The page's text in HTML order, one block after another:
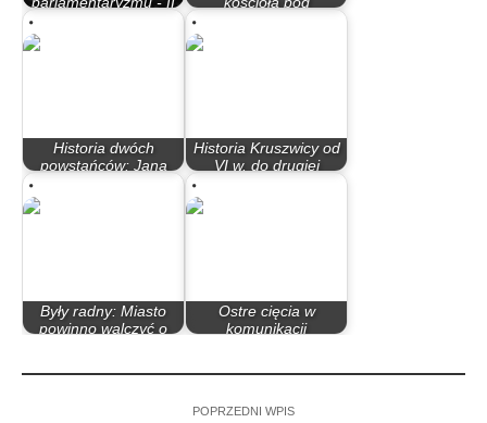
Historia dwóch
powstańców: Jana
Gralaka i Jana Kujawy
Historia Kruszwicy od
VI w. do drugiej
Były radny: Miasto
powinno walczyć o
Ostre cięcia w
komunikacji
POPRZEDNI WPIS